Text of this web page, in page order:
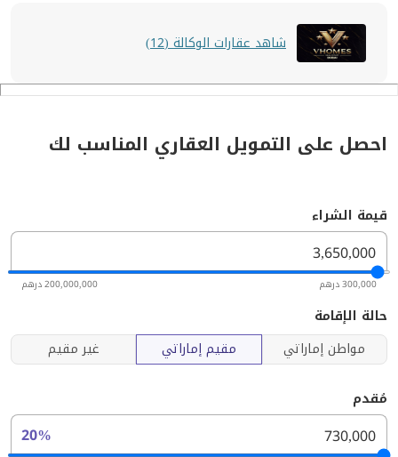
شاهد عقارات الوكالة (12)
احصل على التمويل العقاري المناسب لك
قيمة الشراء
300,000 درهم 200,000,000 درهم
حالة الإقامة
مواطن إماراتي
مقيم إماراتي غير مقيم
مُقدم
20%